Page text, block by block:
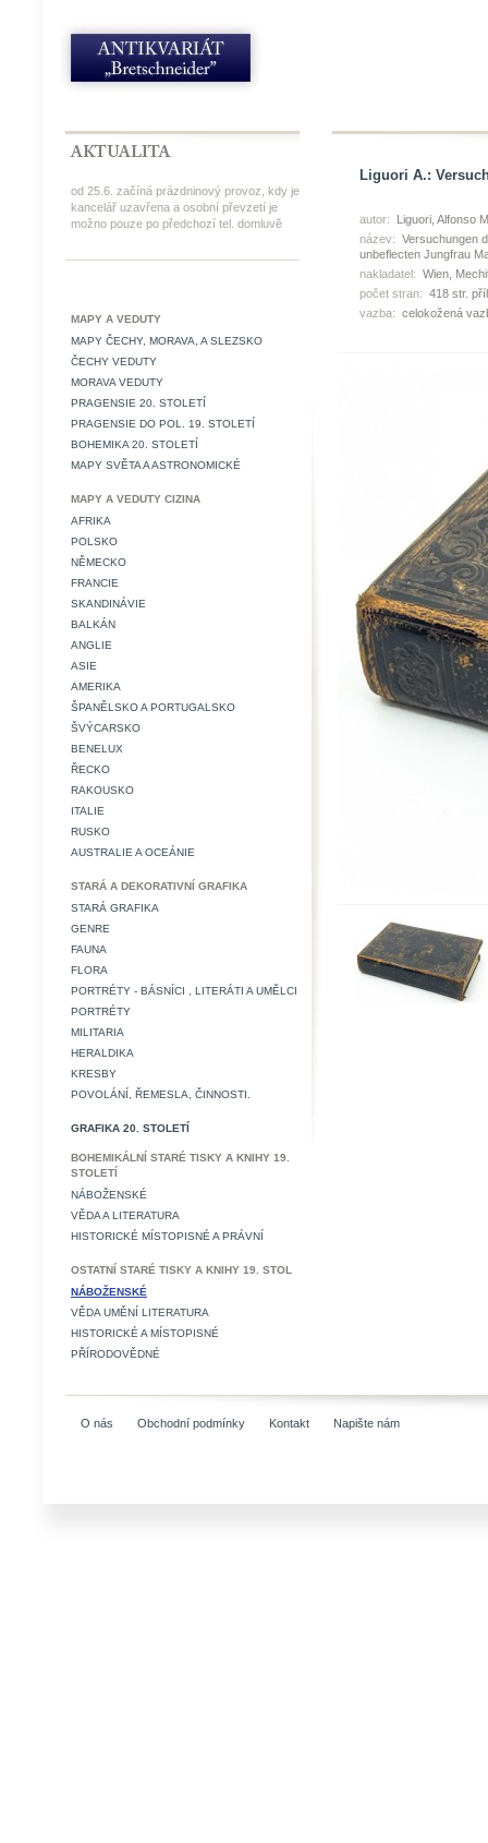
od 25.6. začíná prázdninový provoz, kdy je
kancelář uzavřena a osobní převzetí je
možno pouze po předchozí tel. domluvě
MAPY A VEDUTY
MAPY ČECHY, MORAVA, A SLEZSKO
ČECHY VEDUTY
MORAVA VEDUTY
PRAGENSIE 20. STOLETÍ
PRAGENSIE DO POL. 19. STOLETÍ
BOHEMIKA 20. STOLETÍ
MAPY SVĚTA A ASTRONOMICKÉ
MAPY A VEDUTY CIZINA
AFRIKA
POLSKO
NĚMECKO
FRANCIE
SKANDINÁVIE
BALKÁN
ANGLIE
ASIE
AMERIKA
ŠPANĚLSKO A PORTUGALSKO
ŠVÝCARSKO
BENELUX
ŘECKO
RAKOUSKO
ITALIE
RUSKO
AUSTRALIE A OCEÁNIE
STARÁ A DEKORATIVNÍ GRAFIKA
STARÁ GRAFIKA
GENRE
FAUNA
FLORA
PORTRÉTY - BÁSNÍCI , LITERÁTI A UMĚLCI
PORTRÉTY
MILITARIA
HERALDIKA
KRESBY
POVOLÁNÍ, ŘEMESLA, ČINNOSTI.
GRAFIKA 20. STOLETÍ
BOHEMIKÁLNÍ STARÉ TISKY A KNIHY 19.
STOLETÍ
NÁBOŽENSKÉ
VĚDA A LITERATURA
HISTORICKÉ MÍSTOPISNÉ A PRÁVNÍ
OSTATNÍ STARÉ TISKY A KNIHY 19. STOL
NÁBOŽENSKÉ
VĚDA UMĚNÍ LITERATURA
HISTORICKÉ A MÍSTOPISNÉ
PŘÍRODOVĚDNÉ
Liguori A.:
autor:
Liguori, Alfonso
název: Versuchungen
unbeflecten Jungfrau
nakladatel: Wien,
počet stran: 418 str.
vazba: celokožená
O nás Obchodní podmínky Kontakt Napište nám